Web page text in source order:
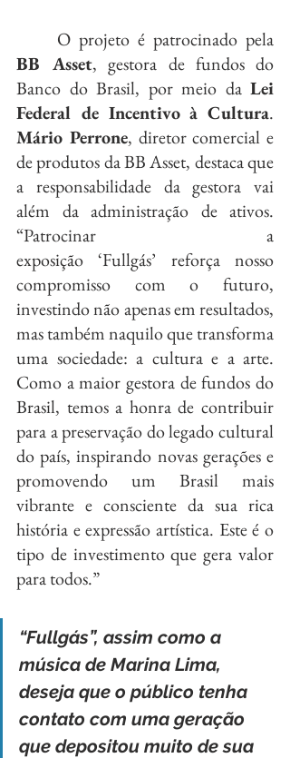
BB Asset, gestora de fundos do
Banco do Brasil, por meio da Lei
Federal de Incentivo à Cultura
Mário Perrone, diretor comercial e
de produtos da BB Asset, destaca que
a responsabilidade da gestora vai
além da administração de ativos.
“Patrocinar a
exposição ‘Fullgás’ reforça nosso
compromisso com o futuro,
investindo não apenas em resultados,
mas também naquilo que transforma
uma sociedade: a cultura e a arte.
Como a maior gestora de fundos do
Brasil, temos a honra de contribuir
para a preservação do legado cultural
do país, inspirando novas gerações e
promovendo um Brasil mais
vibrante e consciente da sua rica
história e expressão artística. Este é o
tipo de investimento que gera valor
para todos.”
“Fullgás”, assim como a
música de Marina Lima,
deseja que o público tenha
contato com uma geração
que depositou muito de sua